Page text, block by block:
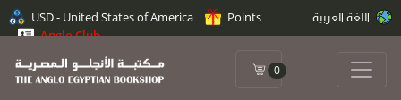
USD - United States of America
Points
Anglo Club
0